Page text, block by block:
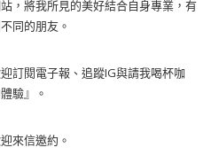
，將我所見的美好結合自身專業，有
同的朋友。
訂閱電子報、追蹤IG與請我喝杯咖
驗』。
來信邀約。